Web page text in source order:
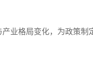
业格局变化，为政策制